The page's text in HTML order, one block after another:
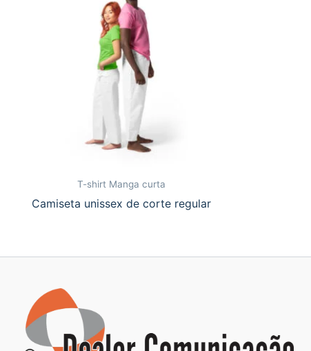
T-shirt Manga curta
Camiseta unissex de corte regular